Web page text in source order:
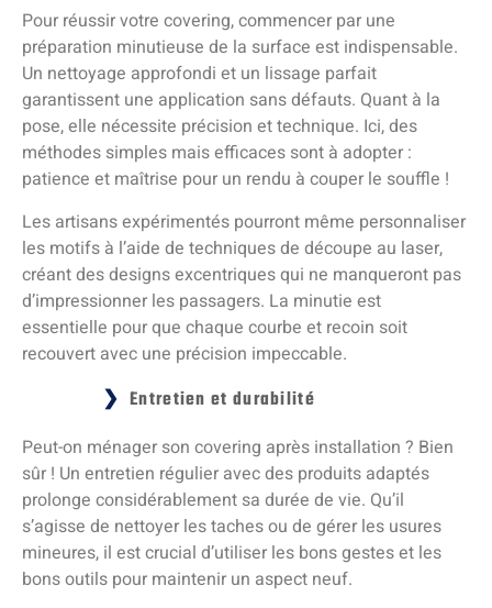
Pour réussir votre covering, commencer par une
préparation minutieuse de la surface est indispensable.
Un nettoyage approfondi et un lissage parfait
garantissent une application sans défauts. Quant à la
pose, elle nécessite précision et technique. Ici, des
méthodes simples mais efficaces sont à adopter :
patience et maîtrise pour un rendu à couper le souffle !
Les artisans expérimentés pourront même personnaliser
les motifs à l’aide de techniques de découpe au laser,
créant des designs excentriques qui ne manqueront pas
d’impressionner les passagers. La minutie est
essentielle pour que chaque courbe et recoin soit
recouvert avec une précision impeccable.
Entretien et durabilité
Peut-on ménager son covering après installation ? Bien
sûr ! Un entretien régulier avec des produits adaptés
prolonge considérablement sa durée de vie. Qu’il
s’agisse de nettoyer les taches ou de gérer les usures
mineures, il est crucial d’utiliser les bons gestes et les
bons outils pour maintenir un aspect neuf.